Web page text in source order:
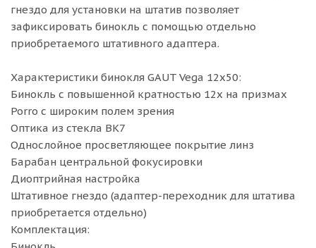
гнездо для установки на штатив позволяет
зафиксировать бинокль с помощью отдельно
приобретаемого штативного адаптера.
Характеристики бинокля GAUT Vega 12x50:
Бинокль с повышенной кратностью 12x на призмах
Porro с широким полем зрения
Оптика из стекла BK7
Однослойное просветляющее покрытие линз
Барабан центральной фокусировки
Диоптрийная настройка
Штативное гнездо (адаптер-переходник для штатива
приобретается отдельно)
Комплектация: